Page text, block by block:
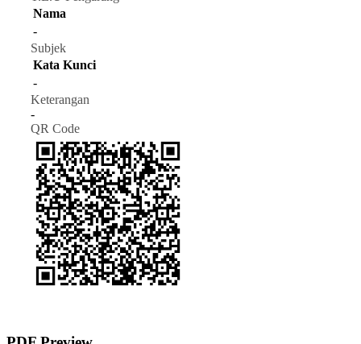
Nama
-
Subjek
Kata Kunci
-
Keterangan
-
QR Code